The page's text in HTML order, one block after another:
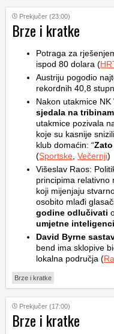
Prekjučer (23:00)
Brze i kratke
Potraga za
ispod 80 dolara (
Austriju pogodio
rekordnih 40,8
Nakon utakmice
sjedala na
utakmice pozivala
koje su kasnije
klub domaćin: “
(Sportske Večernji)
Višeslav Raos:
principima relativno
koji mijenjaju
osobito mlađi
godine odlučivati
umjetne
David Byrne
bend ima sklopive
lokalna područja (
Brze i kratke
Prekjučer (17:00)
Brze i kratke